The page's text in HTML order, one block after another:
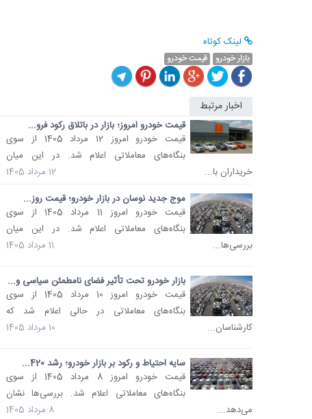
لینک کوتاه
بازار خودرو قیمت خودرو
اخبار مرتبط
قیمت خودرو امروز؛ بازار در باتلاق رکود فرو...
قیمت خودرو امروز 12 مرداد 1405 از سوی
بنگاه‌های معاملاتی اعلام شد. در این میان
خریداران با...
12 مرداد 1405
موج جدید نوسان در بازار خودرو؛ قیمت روز...
قیمت خودرو امروز 11 مرداد 1405 از سوی
بنگاه‌های معاملاتی اعلام شد. در این میان
بررسی‌ها...
11 مرداد 1405
بازار خودرو تحت تأثیر فضای نامطمئن سیاسی و...
قیمت خودرو امروز 10 مرداد 1405 از سوی
بنگاه‌های معاملاتی در حالی اعلام شد که
کارشناسان...
10 مرداد 1405
سایه احتیاط و رکود بر بازار خودرو؛ رشد 420...
قیمت خودرو امروز 8 مرداد 1405 از سوی
بنگاه‌های معاملاتی اعلام شد. بررسی‌ها نشان
می‌دهد...
8 مرداد 1405